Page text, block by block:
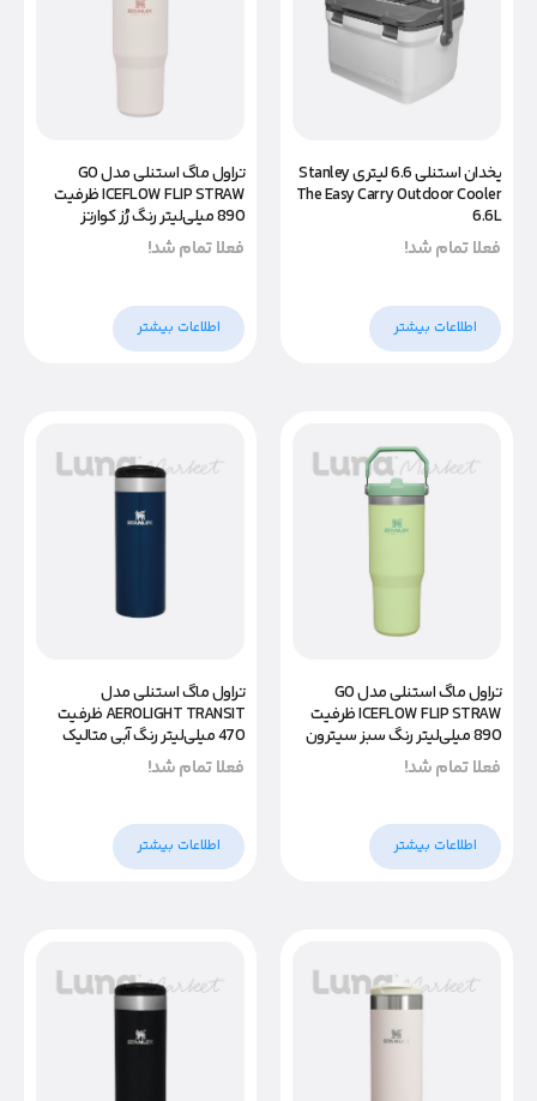
یخدان استنلی 6.6 لیتری Stanley
The Easy Carry Outdoor Cooler
6.6L
فعلا تمام شد!
اطلاعات بیشتر
تراول ماگ استنلی مدل GO
ICEFLOW FLIP STRAW ظرفیت
890 میلی‌لیتر رنگ رُز کوارتز
فعلا تمام شد!
اطلاعات بیشتر
تراول ماگ استنلی مدل GO
ICEFLOW FLIP STRAW ظرفیت
890 میلی‌لیتر رنگ سبز سیترون
فعلا تمام شد!
اطلاعات بیشتر
تراول ماگ استنلی مدل
AEROLIGHT TRANSIT ظرفیت
470 میلی‌لیتر رنگ آبی متالیک
فعلا تمام شد!
اطلاعات بیشتر